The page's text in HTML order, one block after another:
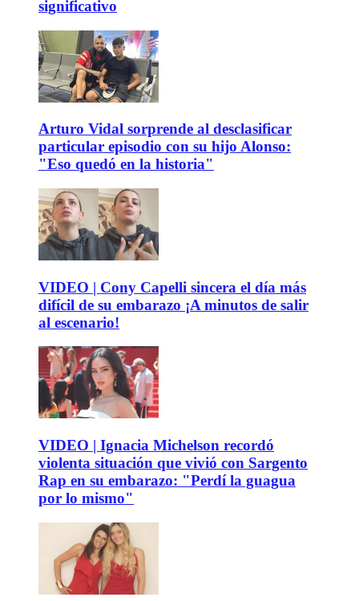
significativo
Arturo Vidal sorprende al desclasificar
particular episodio con su hijo Alonso:
"Eso quedó en la historia"
VIDEO | Cony Capelli sincera el día más
difícil de su embarazo ¡A minutos de salir
al escenario!
VIDEO | Ignacia Michelson recordó
violenta situación que vivió con Sargento
Rap en su embarazo: "Perdí la guagua
por lo mismo"